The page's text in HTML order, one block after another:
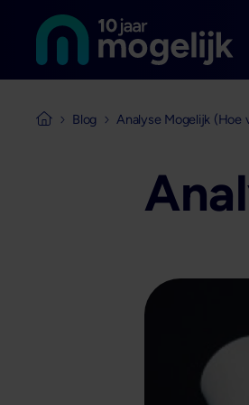
Overslaan en naar de inhoud
Naar de homepage van
Naar de homepage van Mogelijk
Blog Analyse Mogelijk (Hoe